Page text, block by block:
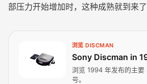
部压力开始增加时，这种成熟就到来了
浏览 DISCMAN
Sony Discman in
浏览 1994 年发布的主
号。